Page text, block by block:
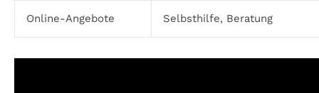
Online-Angebote Selbsthilfe, Beratung